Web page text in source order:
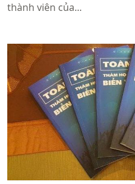
thành viên của...